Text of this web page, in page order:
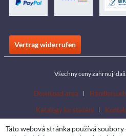
Vertrag widerrufen
Všechny ceny zahrnují
Download area
Katalogy ke stažení
Tato webová stránka používá